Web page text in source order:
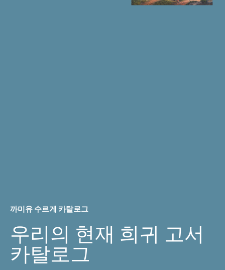
까미유 수르게 카탈로그
우리의 현재 희귀 고서
카탈로그